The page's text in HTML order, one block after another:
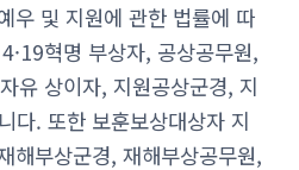
우 및 지원에 관한 법률에 따
혁명 부상자, 공상공무원,
유 상이자, 지원공상군경, 지
다. 또한 보훈보상대상자 지
해부상군경, 재해부상공무원,